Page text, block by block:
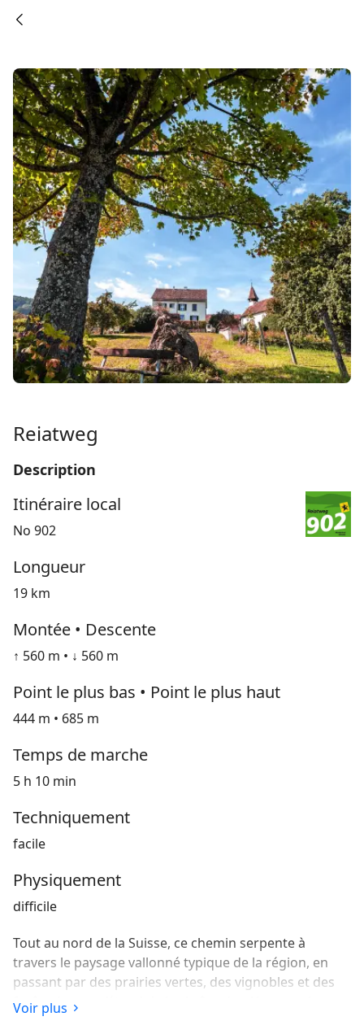
Reiatweg
Description
Itinéraire local
No 902
Longueur
19 km
Montée • Descente
↑ 560 m • ↓ 560 m
Point le plus bas • Point le plus haut
444 m • 685 m
Temps de marche
5 h 10 min
Techniquement
facile
Physiquement
difficile
Tout au nord de la Suisse, ce chemin serpente à
travers le paysage vallonné typique de la région, en
passant par des prairies vertes, des vignobles et des
forêts. La vue s’étend de la chaîne des Alpes sur le
paysage allemand du Hegau avec ses cônes
Voir plus